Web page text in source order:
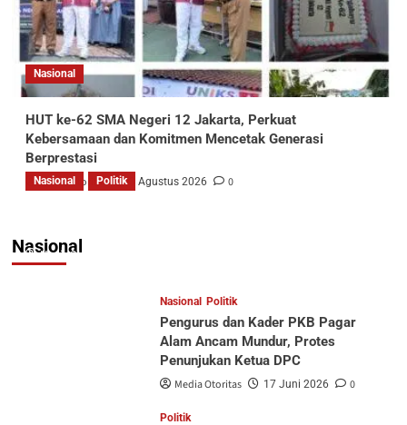
Nasional
HUT ke-62 SMA Negeri 12 Jakarta, Perkuat
Kebersamaan dan Komitmen Mencetak Generasi
Berprestasi
Media Otoritas 3 Agustus 2026 0
Nasional
Nasional Politik
Media Otoritas
Nasional Politik
Pengurus dan Kader PKB Pagar
Alam Ancam Mundur, Protes
Penunjukan Ketua DPC
Media Otoritas 17 Juni 2026 0
Politik